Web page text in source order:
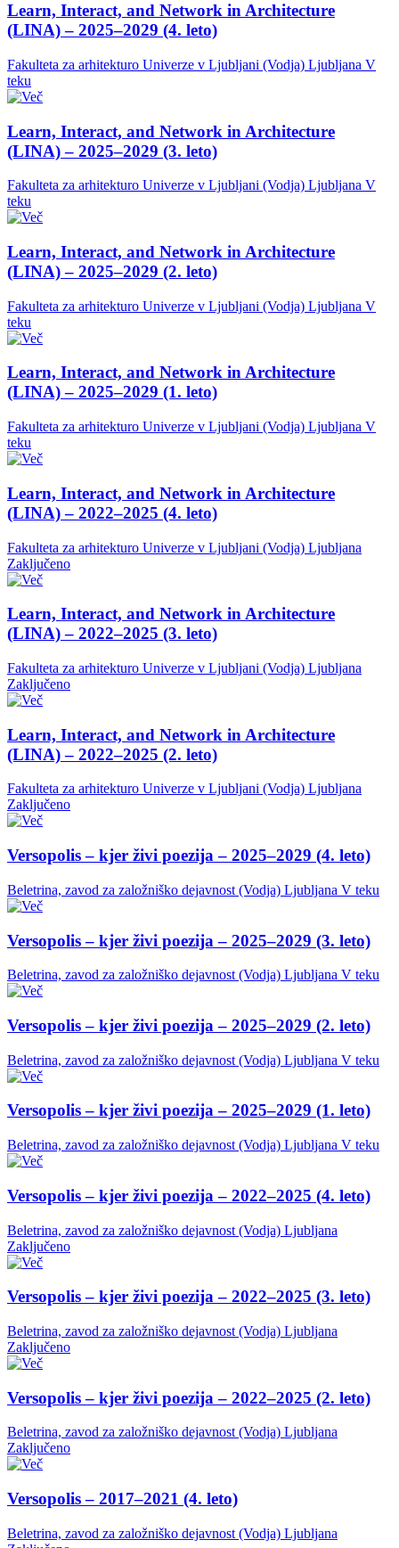
Learn, Interact, and Network in Architecture
(LINA) – 2025–2029 (4. leto)
Fakulteta za arhitekturo Univerze v Ljubljani (Vodja) Ljubljana V
teku
Learn, Interact, and Network in Architecture
(LINA) – 2025–2029 (3. leto)
Fakulteta za arhitekturo Univerze v Ljubljani (Vodja) Ljubljana V
teku
Learn, Interact, and Network in Architecture
(LINA) – 2025–2029 (2. leto)
Fakulteta za arhitekturo Univerze v Ljubljani (Vodja) Ljubljana V
teku
Learn, Interact, and Network in Architecture
(LINA) – 2025–2029 (1. leto)
Fakulteta za arhitekturo Univerze v Ljubljani (Vodja) Ljubljana V
teku
Learn, Interact, and Network in Architecture
(LINA) – 2022–2025 (4. leto)
Fakulteta za arhitekturo Univerze v Ljubljani (Vodja) Ljubljana
Zaključeno
Learn, Interact, and Network in Architecture
(LINA) – 2022–2025 (3. leto)
Fakulteta za arhitekturo Univerze v Ljubljani (Vodja) Ljubljana
Zaključeno
Learn, Interact, and Network in Architecture
(LINA) – 2022–2025 (2. leto)
Fakulteta za arhitekturo Univerze v Ljubljani (Vodja) Ljubljana
Zaključeno
Versopolis – kjer živi poezija – 2025–2029 (4. leto)
Beletrina, zavod za založniško dejavnost (Vodja) Ljubljana V teku
Versopolis – kjer živi poezija – 2025–2029 (3. leto)
Beletrina, zavod za založniško dejavnost (Vodja) Ljubljana V teku
Versopolis – kjer živi poezija – 2025–2029 (2. leto)
Beletrina, zavod za založniško dejavnost (Vodja) Ljubljana V teku
Versopolis – kjer živi poezija – 2025–2029 (1. leto)
Beletrina, zavod za založniško dejavnost (Vodja) Ljubljana V teku
Versopolis – kjer živi poezija – 2022–2025 (4. leto)
Beletrina, zavod za založniško dejavnost (Vodja) Ljubljana
Zaključeno
Versopolis – kjer živi poezija – 2022–2025 (3. leto)
Beletrina, zavod za založniško dejavnost (Vodja) Ljubljana
Zaključeno
Versopolis – kjer živi poezija – 2022–2025 (2. leto)
Beletrina, zavod za založniško dejavnost (Vodja) Ljubljana
Zaključeno
Versopolis – 2017–2021 (4. leto)
Beletrina, zavod za založniško dejavnost (Vodja) Ljubljana